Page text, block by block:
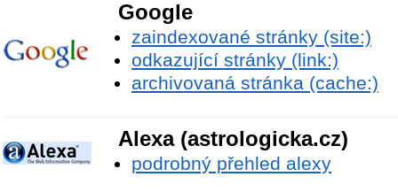
Google
zaindexované stránky (site:)
odkazující stránky (link:)
archivovaná stránka (cache:)
Alexa (astrologicka.cz)
podrobný přehled alexy